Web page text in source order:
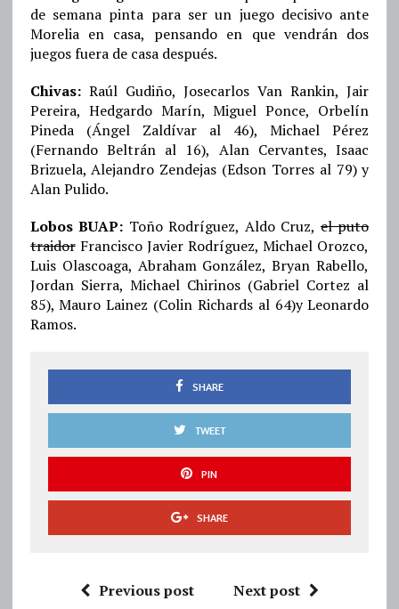
de semana pinta para ser un juego decisivo ante
Morelia en casa, pensando en que vendrán dos
juegos fuera de casa después.
Chivas:Raúl Gudiño, Josecarlos Van Rankin, Jair
Pereira, Hedgardo Marín, Miguel Ponce, Orbelín
Pineda (Ángel Zaldívar al 46), Michael Pérez
(Fernando Beltrán al 16), Alan Cervantes, Isaac
Brizuela, Alejandro Zendejas (Edson Torres al 79) y
Alan Pulido.
Lobos BUAP: Toño Rodríguez, Aldo Cruz,el puto
traidorFrancisco Javier Rodríguez, Michael Orozco,
Luis Olascoaga, Abraham González, Bryan Rabello,
Jordan Sierra, Michael Chirinos (Gabriel Cortez al
85), Mauro Lainez (Colin Richards al 64)y Leonardo
Ramos.
SHARE
TWEET
PIN
SHARE
Previous post Next post